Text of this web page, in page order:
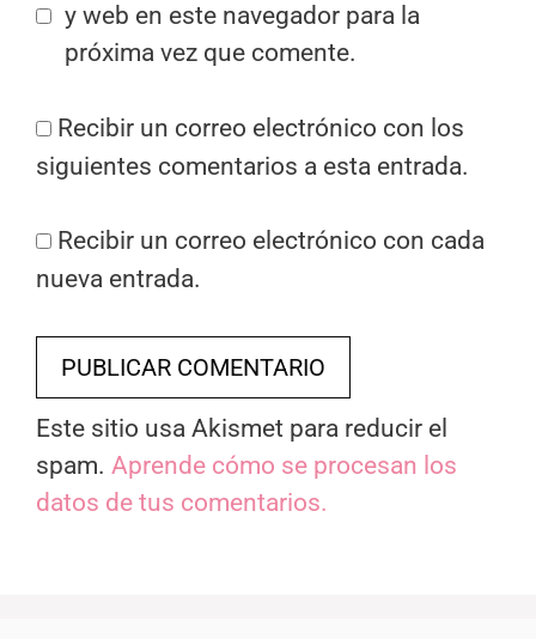
y web en este navegador para la
próxima vez que comente.
Recibir un correo electrónico con los
siguientes comentarios a esta entrada.
Recibir un correo electrónico con cada
nueva entrada.
Este sitio usa Akismet para reducir el
spam. Aprende cómo se procesan los
datos de tus comentarios.